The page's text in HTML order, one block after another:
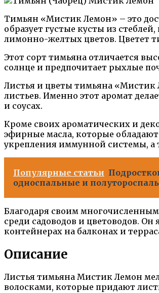
Тимьян «Мистик Лемон» – это
образует густые кусты из
лимонно-желтых цветов. Цветет
Этот сорт тимьяна отличается
солнце и предпочитает рыхлые
Листья и цветы тимьяна
листьев. Именно этот аромат
и соусах.
Кроме своих ароматических и
эфирные масла, которые
укрепления иммунной системы, а
Популярные статьи
односпальные и
Благодаря своим
среди садоводов и цветоводов.
контейнерах на балконах и
Описание
Листья тимьяна Мистик Лемон
волосками, которые придают